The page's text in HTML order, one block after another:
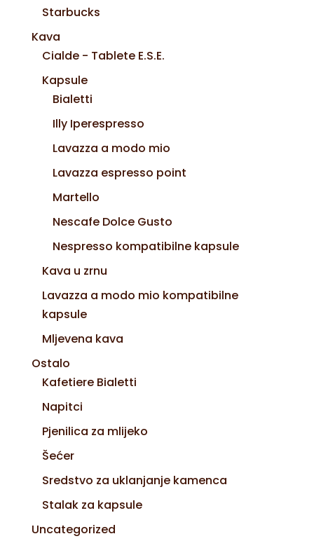
Starbucks
Kava
Cialde - Tablete E.S.E.
Kapsule
Bialetti
Illy Iperespresso
Lavazza a modo mio
Lavazza espresso point
Martello
Nescafe Dolce Gusto
Nespresso kompatibilne kapsule
Kava u zrnu
Lavazza a modo mio kompatibilne
kapsule
Mljevena kava
Ostalo
Kafetiere Bialetti
Napitci
Pjenilica za mlijeko
Šećer
Sredstvo za uklanjanje kamenca
Stalak za kapsule
Uncategorized